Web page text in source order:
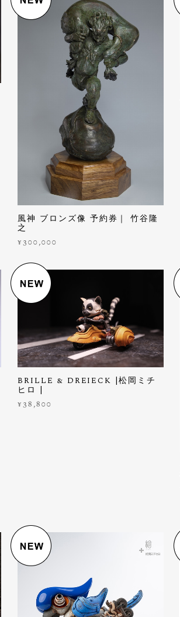
風神 ブロンズ像 予約券｜ 竹谷隆
之
¥300,000
BRILLE & DREIECK |松岡ミチ
ヒロ |
¥38,800